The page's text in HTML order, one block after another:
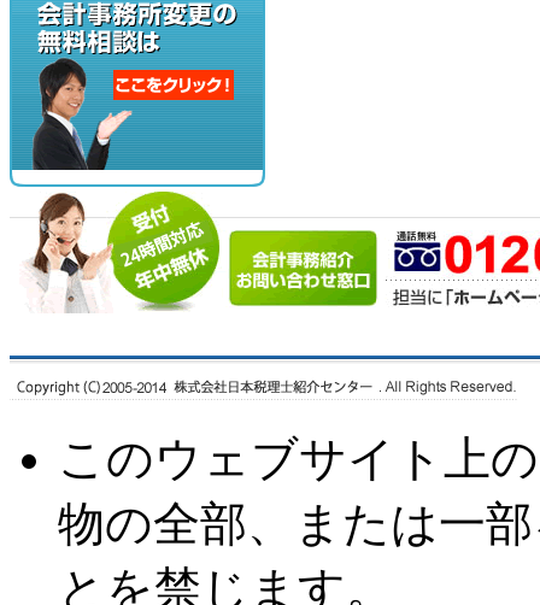
このウェブサイト上
物の全部、または一
とを禁じます。